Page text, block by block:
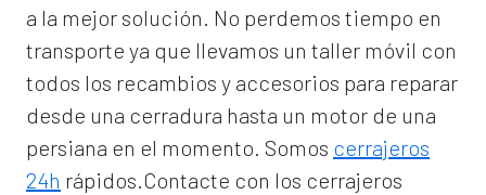
a la mejor solución. No perdemos tiempo en
transporte ya que llevamos un taller móvil con
todos los recambios y accesorios para reparar
desde una cerradura hasta un motor de una
persiana en el momento. Somos cerrajeros
24h rápidos.Contacte con los cerrajeros